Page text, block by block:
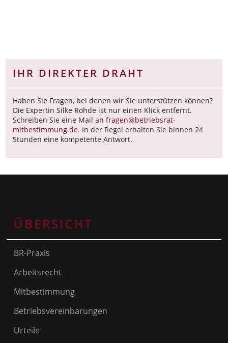
IHR DIREKTER DRAHT
Haben Sie Fragen, bei denen wir Sie unterstützen können?
Die Expertin Silke Rohde ist nur einen Klick entfernt.
Schreiben Sie eine Mail anfragen@betriebsrat-
mitbestimmung.de. In der Regel erhalten Sie binnen 24
Stunden eine kompetente Antwort.
ÜBERSICHT
BR-Praxis
Arbeitsrecht
Mitbestimmung
Betriebsvereinbarungen
Urteile